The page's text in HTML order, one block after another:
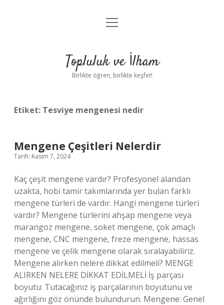
Anasayfa
Yasal Uyarı
menüyü
Topluluk ve İlham
Birlikte öğren, birlikte keşfet!
Etiket: Tesviye mengenesi nedir
Mengene Çeşitleri Nelerdir
Tarih: Kasım 7, 2024
Kaç çeşit mengene vardır? Profesyonel alandan
uzakta, hobi tamir takımlarında yer bulan farklı
mengene türleri de vardır. Hangi mengene türleri
vardır? Mengene türlerini ahşap mengene veya
marangoz mengene, soket mengene, çok amaçlı
mengene, CNC mengene, freze mengene, hassas
mengene ve çelik mengene olarak sıralayabiliriz.
Mengene alırken nelere dikkat edilmeli? MENGE
ALIRKEN NELERE DİKKAT EDİLMELİ İş parçası
boyutu: Tutacağınız iş parçalarının boyutunu ve
ağırlığını göz önünde bulundurun. Mengene: Genel